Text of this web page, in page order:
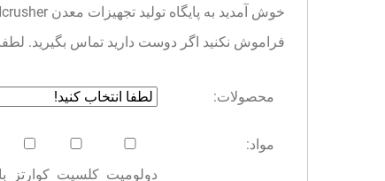
فراموش نکنید اگر دوست دارید تماس بگیرید. لطفا
محصولات:
مواد:
دولومیت کلسیت کوارتز